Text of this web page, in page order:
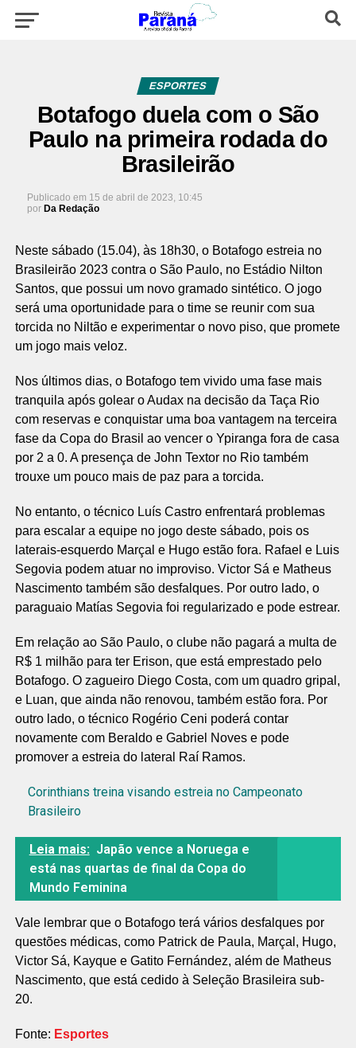
ESPORTES
Botafogo duela com o São
Paulo na primeira rodada do
Brasileirão
Publicado em 15 de abril de 2023, 10:45
por Da Redação
Neste sábado (15.04), às 18h30, o Botafogo estreia no
Brasileirão 2023 contra o São Paulo, no Estádio Nilton
Santos, que possui um novo gramado sintético. O jogo
será uma oportunidade para o time se reunir com sua
torcida no Niltão e experimentar o novo piso, que promete
um jogo mais veloz.
Nos últimos dias, o Botafogo tem vivido uma fase mais
tranquila após golear o Audax na decisão da Taça Rio
com reservas e conquistar uma boa vantagem na terceira
fase da Copa do Brasil ao vencer o Ypiranga fora de casa
por 2 a 0. A presença de John Textor no Rio também
trouxe um pouco mais de paz para a torcida.
No entanto, o técnico Luís Castro enfrentará problemas
para escalar a equipe no jogo deste sábado, pois os
laterais-esquerdo Marçal e Hugo estão fora. Rafael e Luis
Segovia podem atuar no improviso. Victor Sá e Matheus
Nascimento também são desfalques. Por outro lado, o
paraguaio Matías Segovia foi regularizado e pode estrear.
Em relação ao São Paulo, o clube não pagará a multa de
R$ 1 milhão para ter Erison, que está emprestado pelo
Botafogo. O zagueiro Diego Costa, com um quadro gripal,
e Luan, que ainda não renovou, também estão fora. Por
outro lado, o técnico Rogério Ceni poderá contar
novamente com Beraldo e Gabriel Noves e pode
promover a estreia do lateral Raí Ramos.
Corinthians treina visando estreia no Campeonato
Brasileiro
Leia mais: Japão vence a Noruega e
está nas quartas de final da Copa do
Mundo Feminina
Vale lembrar que o Botafogo terá vários desfalques por
questões médicas, como Patrick de Paula, Marçal, Hugo,
Victor Sá, Kayque e Gatito Fernández, além de Matheus
Nascimento, que está cedido à Seleção Brasileira sub-
20.
Fonte: Esportes